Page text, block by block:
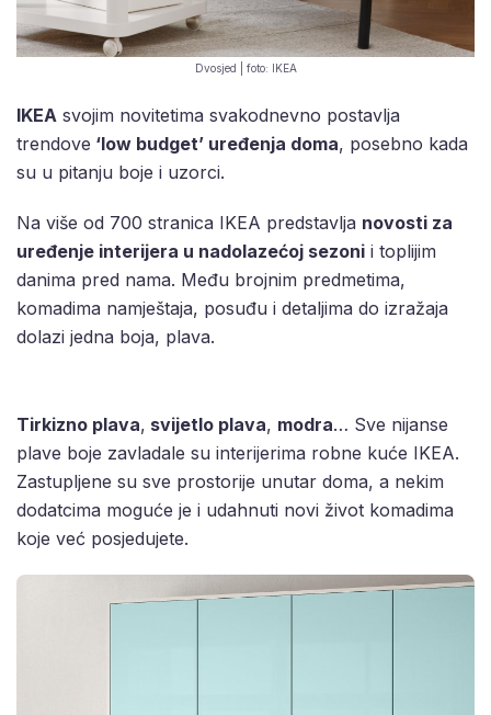
Dvosjed | foto: IKEA
IKEA svojim novitetima svakodnevno postavlja
trendove ‘low budget’ uređenja doma, posebno kada
su u pitanju boje i uzorci.
Na više od 700 stranica IKEA predstavlja novosti za
uređenje interijera u nadolazećoj sezoni i toplijim
danima pred nama. Među brojnim predmetima,
komadima namještaja, posuđu i detaljima do izražaja
dolazi jedna boja, plava.
Tirkizno plava, svijetlo plava, modra… Sve nijanse
plave boje zavladale su interijerima robne kuće IKEA.
Zastupljene su sve prostorije unutar doma, a nekim
dodatcima moguće je i udahnuti novi život komadima
koje već posjedujete.